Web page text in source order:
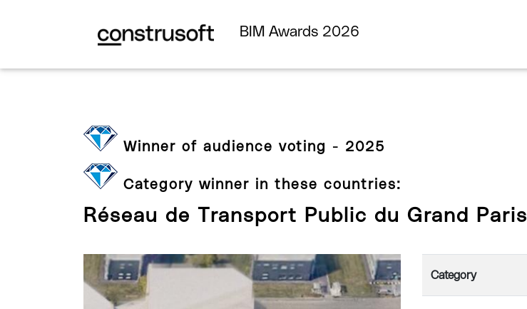
BIM Awards 2026
Winner of audience voting - 2025
Category winner in these countries:
Réseau de Transport Public du Grand Paris
Category